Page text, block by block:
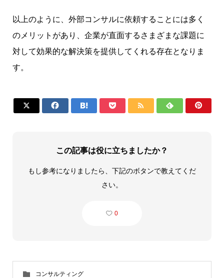
以上のように、外部コンサルに依頼することには多く
のメリットがあり、企業が直面するさまざまな課題に
対して効果的な解決策を提供してくれる存在となりま
す。
      
この記事は役に立ちましたか？
もし参考になりましたら、下記のボタンで教えてくだ
さい。
0
コンサルティング